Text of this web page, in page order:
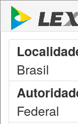
Brasil
Federal